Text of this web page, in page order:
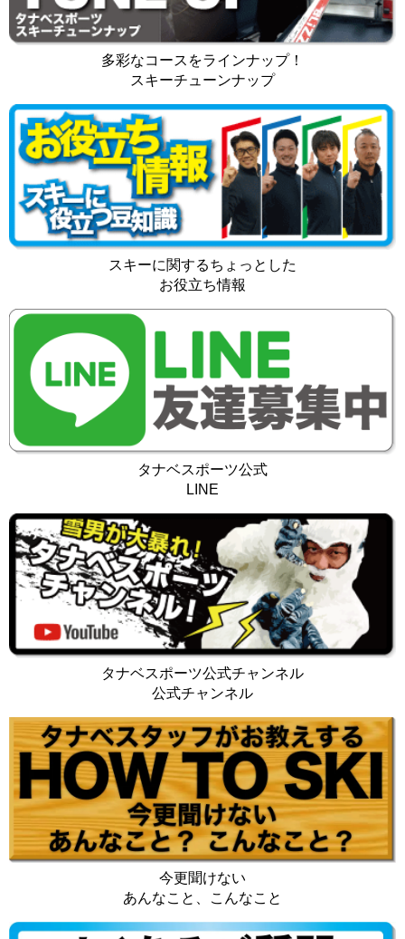
多彩なコースをラインナップ！
スキーチューンナップ
スキーに関するちょっとした
お役立ち情報
タナベスポーツ公式
LINE
タナベスポーツ公式チャンネル
公式チャンネル
今更聞けない
あんなこと、こんなこと